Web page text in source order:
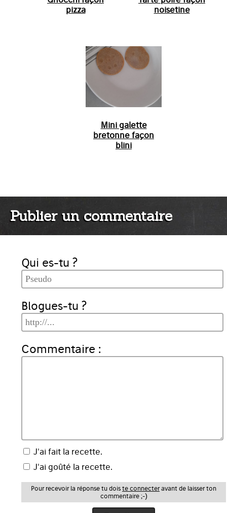
pizza
noisetine
Mini galette
bretonne façon
blini
Publier un commentaire
Qui es-tu ?
Blogues-tu ?
Commentaire :
J'ai fait la recette.
J'ai goûté la recette.
Pour recevoir la réponse tu dois te connecteravant de laisser ton
commentaire ;-)